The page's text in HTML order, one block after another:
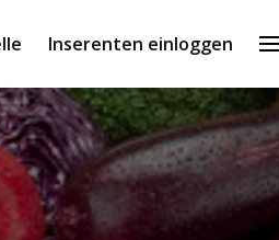
Inserenten einloggen